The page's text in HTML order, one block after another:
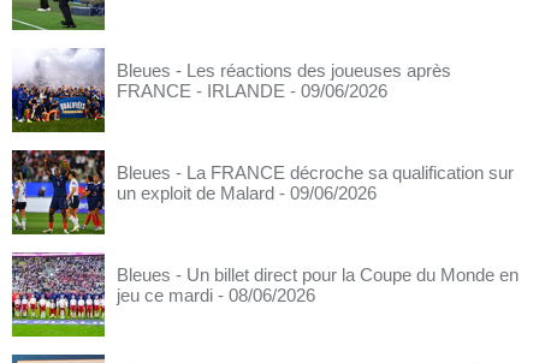
Bleues - Les réactions des joueuses après
FRANCE - IRLANDE - 09/06/2026
Bleues - La FRANCE décroche sa qualification sur
un exploit de Malard - 09/06/2026
Bleues - Un billet direct pour la Coupe du Monde en
jeu ce mardi - 08/06/2026